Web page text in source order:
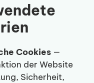
Cookies —
der Website
Sicherheit,